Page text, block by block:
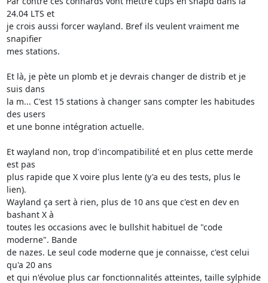
24.04 LTS et
je crois aussi forcer wayland. Bref ils veulent vraiment me
snapifier
mes stations.
Et là, je pète un plomb et je devrais changer de distrib et je
suis dans
la m... C'est 15 stations à changer sans compter les habitudes
des users
et une bonne intégration actuelle.
Et wayland non, trop d'incompatibilité et en plus cette merde
est pas
plus rapide que X voire plus lente (y'a eu des tests, plus le
lien).
Wayland ça sert à rien, plus de 10 ans que c'est en dev en
bashant X à
toutes les occasions avec le bullshit habituel de "code
moderne". Bande
de nazes. Le seul code moderne que je connaisse, c'est celui
qu'a 20 ans
et qui n'évolue plus car fonctionnalités atteintes, taille sylphide